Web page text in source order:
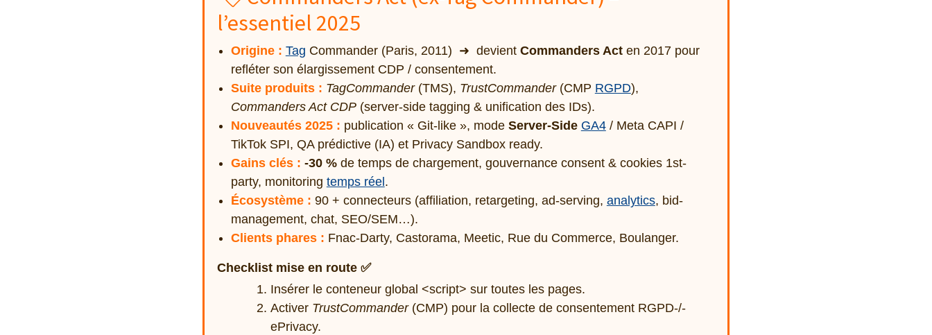
l’essentiel 2025
Origine : Tag Commander (Paris, 2011) ➜ devient Commanders Acten 2017 pour
refléter son élargissement CDP / consentement.
Suite produits : TagCommander(TMS), TrustCommander(CMP RGPD),
Commanders Act CDP(server-side tagging & unification des IDs).
Nouveautés 2025 : publication « Git-like », mode Server-Side GA4/ Meta CAPI /
TikTok SPI, QA prédictive (IA) et Privacy Sandbox ready.
Gains clés : -30 %de temps de chargement, gouvernance consent & cookies 1st-
party, monitoring temps réel .
Écosystème : 90 + connecteurs (affiliation, retargeting, ad-serving, analytics, bid-
management, chat, SEO/SEM…).
Clients phares : Fnac-Darty, Castorama, Meetic, Rue du Commerce, Boulanger.
Checklist mise en route ✅
Insérer le conteneur global <script> sur toutes les pages.
Activer TrustCommander(CMP) pour la collecte de consentement RGPD-/-
ePrivacy.